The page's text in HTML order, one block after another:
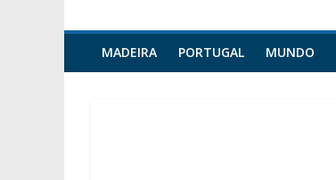
MADEIRA PORTUGAL MUNDO